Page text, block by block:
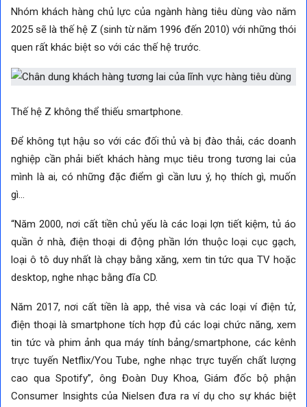
Nhóm khách hàng chủ lực của ngành hàng tiêu dùng vào năm
2025 sẽ là thế hệ Z (sinh từ năm 1996 đến 2010) với những thói
quen rất khác biệt so với các thế hệ trước.
Thế hệ Z không thể thiếu smartphone.
Để không tụt hậu so với các đối thủ và bị đào thải, các doanh
nghiệp cần phải biết khách hàng mục tiêu trong tương lai của
mình là ai, có những đặc điểm gì cần lưu ý, họ thích gì, muốn
gì…
“Năm 2000, nơi cất tiền chủ yếu là các loại lợn tiết kiệm, tủ áo
quần ở nhà, điện thoại di động phần lớn thuộc loại cục gạch,
loại ô tô duy nhất là chạy bằng xăng, xem tin tức qua TV hoặc
desktop, nghe nhạc bằng đĩa CD.
Năm 2017, nơi cất tiền là app, thẻ visa và các loại ví điện tử,
điện thoại là smartphone tích hợp đủ các loại chức năng, xem
tin tức và phim ảnh qua máy tính bảng/smartphone, các kênh
trực tuyến Netflix/You Tube, nghe nhạc trực tuyến chất lượng
cao qua Spotify”, ông Đoàn Duy Khoa, Giám đốc bộ phận
Consumer Insights của Nielsen đưa ra ví dụ cho sự khác biệt